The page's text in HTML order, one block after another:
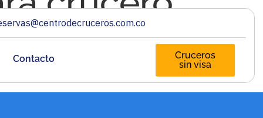
Contacto
Cruceros
sin visa